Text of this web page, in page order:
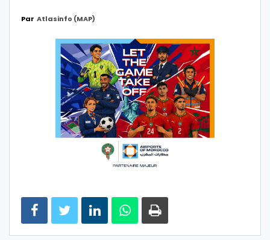
Par Atlasinfo (MAP)